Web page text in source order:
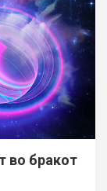
во бракот